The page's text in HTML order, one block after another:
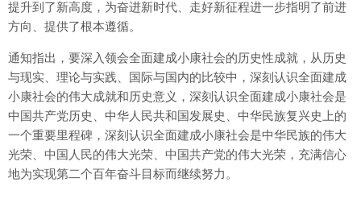
提升到了新高度，为奋进新时代、走好新征程进一步指明了前进
方向、提供了根本遵循。
通知指出，要深入领会全面建成小康社会的历史性成就，从历史
与现实、理论与实践、国际与国内的比较中，深刻认识全面建成
小康社会的伟大成就和历史意义，深刻认识全面建成小康社会是
中国共产党历史、中华人民共和国发展史、中华民族复兴史上的
一个重要里程碑，深刻认识全面建成小康社会是中华民族的伟大
光荣、中国人民的伟大光荣、中国共产党的伟大光荣，充满信心
地为实现第二个百年奋斗目标而继续努力。